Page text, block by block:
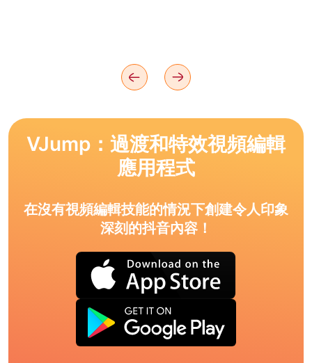
VJump：過渡和特效視頻編輯
應用程式
在沒有視頻編輯技能的情況下創建令人印象
深刻的抖音內容！